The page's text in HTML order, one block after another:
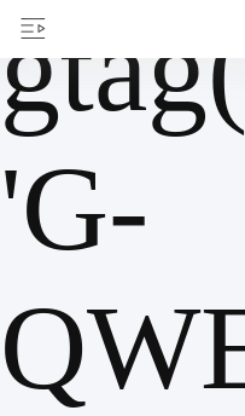
'G-